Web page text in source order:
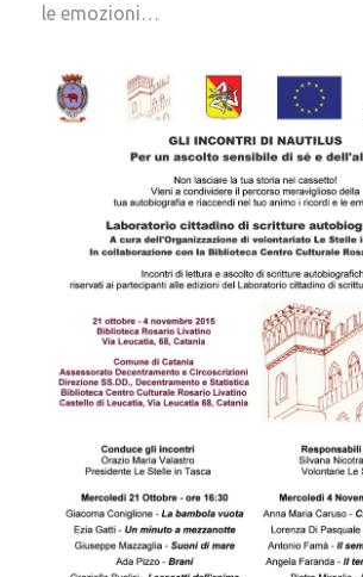
le emozioni…